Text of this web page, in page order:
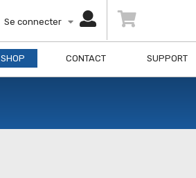
Se connecter
SHOP CONTACT SUPPORT